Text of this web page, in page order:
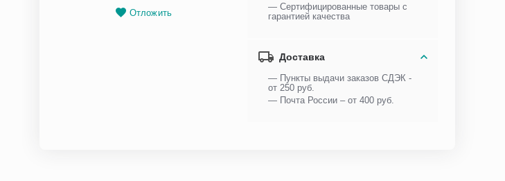
Отложить
— Сертифицированные товары с
гарантией качества
Доставка
— Пункты выдачи заказов СДЭК -
от 250 руб.
— Почта России – от 400 руб.